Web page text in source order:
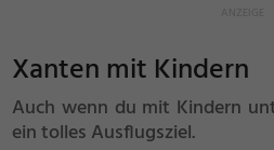
Xanten mit Kindern
Auch wenn du mit Kindern
ein tolles Ausflugsziel.